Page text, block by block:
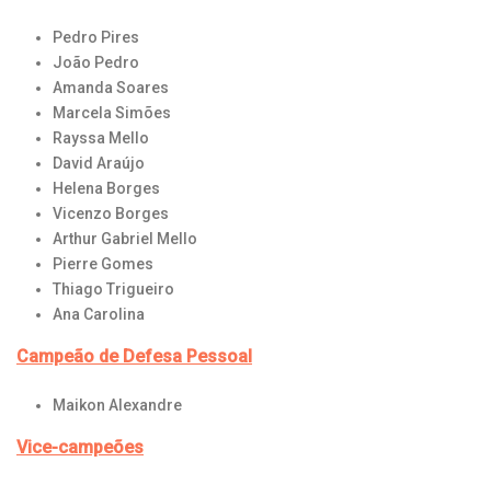
Pedro Pires
João Pedro
Amanda Soares
Marcela Simões
Rayssa Mello
David Araújo
Helena Borges
Vicenzo Borges
Arthur Gabriel Mello
Pierre Gomes
Thiago Trigueiro
Ana Carolina
Campeão de Defesa Pessoal
Maikon Alexandre
Vice-campeões